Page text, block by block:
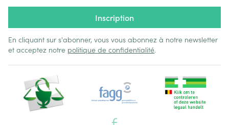
Inscription
En cliquant sur s'abonner, vous vous abonnez à notre newsletter
et acceptez notre politique de confidentialité.